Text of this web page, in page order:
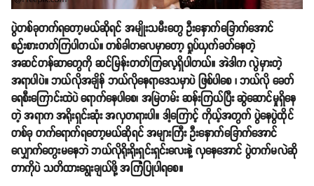
ပွဲတစ်ခုတက်ရတော့မယ်ဆိုရင် အမျိုးသမီးတွေ ဦးနှောက်ခြောက်အောင်
စဉ်းစားတတ်ကြပါတယ်။ တစ်ခါတလေမှာတော့ ရှုပ်ယှက်ခတ်နေတဲ့
အဆင်တန်ဆာတွေကို ဆင်မြန်းတတ်ကြလေ့ရှိပါတယ်။ အဲဒါက လွဲမှားတဲ့
အရာပါပဲ။ ဘယ်လိုအချိန် ဘယ်လိုနေရာဒေသမှာပဲ ဖြစ်ပါစေ ၊ ဘယ်လို ခေတ်
ရေစီးကြောင်းထဲပဲ ရောက်နေပါစေ၊ အမြဲတမ်း ဆန်းကြယ်ပြီး ဆွဲဆောင်မှုရှိနေ
တဲ့ အရာက အရိုးရှင်းဆုံး အလှတရားပါ။ ဒါ့ကြောင့် ကိုယ့်အတွက် ပွဲနေပွဲထိုင်
တစ်ခု တက်ရောက်ရတော့မယ်ဆိုရင် အများကြီး ဦးနှောက်ခြောက်အောင်
လျှောက်တွေးမနေဘဲ ဘယ်လိုရိုးရိုးရှင်းရှင်းလေးနဲ့ လှနေအောင် ပွဲတက်မလဲဆို
တာကိုပဲ သတိထားရွေးချယ်ဖို့ အကြံပြုပါရစေ။